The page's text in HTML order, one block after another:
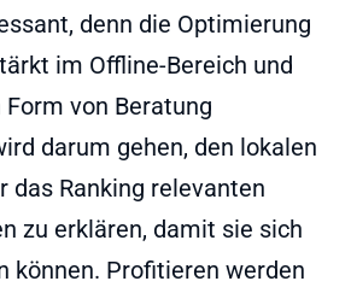
denn die Optimierung
im Offline-Bereich und
von Beratung
darum gehen, den lokalen
das Ranking relevanten
zu erklären, damit sie sich
können. Profitieren werden